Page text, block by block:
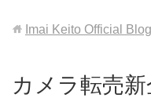
Imai Keito Official Blog
カメラ転売